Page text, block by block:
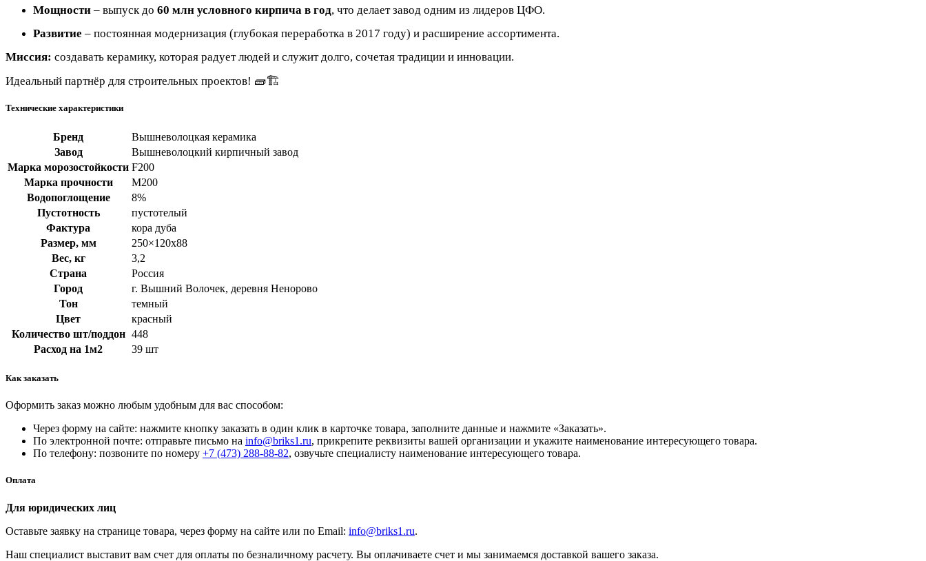
Мощности – выпуск до 60 млн условного кирпича в год, что делает завод одним из лидеров ЦФО.
Развитие – постоянная модернизация (глубокая переработка в 2017 году) и расширение ассортимента.
Миссия: создавать керамику, которая радует людей и служит долго, сочетая традиции и инновации.
Идеальный партнёр для строительных проектов! 🧱🏗
Технические характеристики
Бренд
Вышневолоцкая керамика
Завод
Вышневолоцкий кирпичный завод
Марка морозостойкости F200
Марка прочности
М200
Водопоглощение
8%
Пустотность
пустотелый
Фактура
кора дуба
Размер, мм
250×120x88
Вес, кг
3,2
Страна
Россия
Город
г. Вышний Волочек, деревня Ненорово
Тон
темный
Цвет
красный
Количество шт/поддон 448
Расход на 1м2
39 шт
Как заказать
Оформить заказ можно любым удобным для вас способом:
Через форму на сайте: нажмите кнопку заказать в один клик в карточке товара, заполните данные и нажмите «Заказать».
По электронной почте: отправьте письмо на info@briks1.ru, прикрепите реквизиты вашей организации и укажите наименование интересующего товара.
По телефону: позвоните по номеру +7 (473) 288-88-82, озвучьте специалисту наименование интересующего товара.
Оплата
Для юридических лиц
Оставьте заявку на странице товара, через форму на сайте или по Email: info@briks1.ru.
Наш специалист выставит вам счет для оплаты по безналичному расчету. Вы оплачиваете счет и мы занимаемся доставкой вашего заказа.